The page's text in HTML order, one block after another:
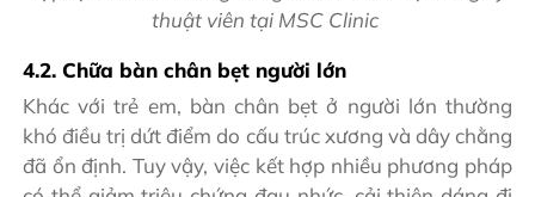
thuật viên tại MSC Clinic
4.2. Chữa bàn chân bẹt người lớn
Khác với trẻ em, bàn chân bẹt ở người lớn thường
khó điều trị dứt điểm do cấu trúc xương và dây chằng
đã ổn định. Tuy vậy, việc kết hợp nhiều phương pháp